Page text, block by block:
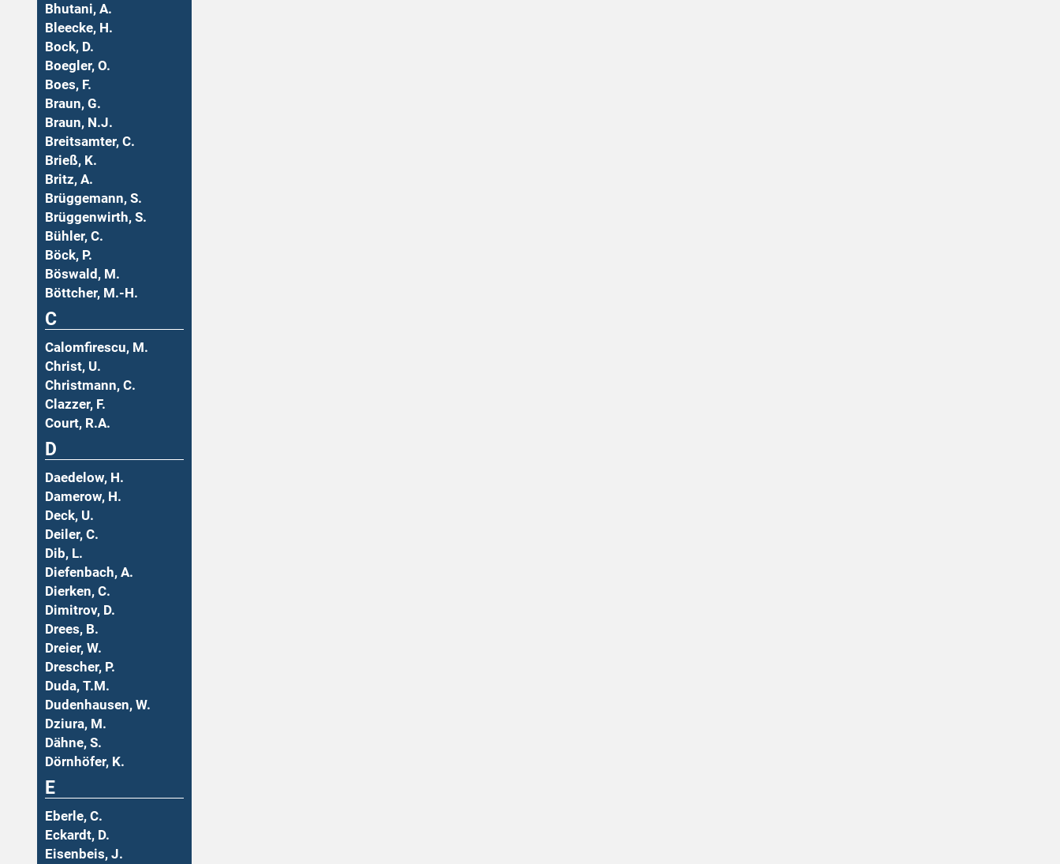
Bhutani, A.
Bleecke, H.
Bock, D.
Boegler, O.
Boes, F.
Braun, G.
Braun, N.J.
Breitsamter, C.
Brieß, K.
Britz, A.
Brüggemann, S.
Brüggenwirth, S.
Bühler, C.
Böck, P.
Böswald, M.
Böttcher, M.-H.
C
Calomfirescu, M.
Christ, U.
Christmann, C.
Clazzer, F.
Court, R.A.
D
Daedelow, H.
Damerow, H.
Deck, U.
Deiler, C.
Dib, L.
Diefenbach, A.
Dierken, C.
Dimitrov, D.
Drees, B.
Dreier, W.
Drescher, P.
Duda, T.M.
Dudenhausen, W.
Dziura, M.
Dähne, S.
Dörnhöfer, K.
E
Eberle, C.
Eckardt, D.
Eisenbeis, J.